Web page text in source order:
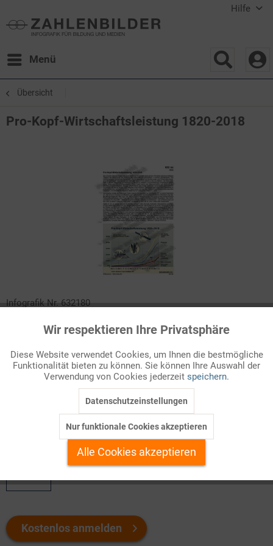
Hilfe
Menü
Übersicht
Pro-Kopf-Wirtschaftsleistung 1820-2018
Infografik Nr. 632180
Das Maddison Project zeichnet die Entwicklung des realen BIP
gehen bis auf das Jahr 1820 zurück und die Pro-Kopf-
Wirtschaftsleistung ist in Nordamerika, Australien und
Neuseeland am höchsten, gefolgt von Westeuropa. Hier
Welchen Download brauchen Sie?
Kostenlos anmelden
Funktionale Aktiv
Marketing Inaktiv
Personalisierung Inaktiv
Service
Wir respektieren Ihre Privatsphäre
Diese Website verwendet Cookies, um Ihnen die bestmögliche
Funktionalität bieten zu können. Sie können Ihre Auswahl der
Verwendung von Cookies jederzeit speichern.
Datenschutzeinstellungen
Nur funktionale Cookies akzeptieren
Alle Cookies akzeptieren